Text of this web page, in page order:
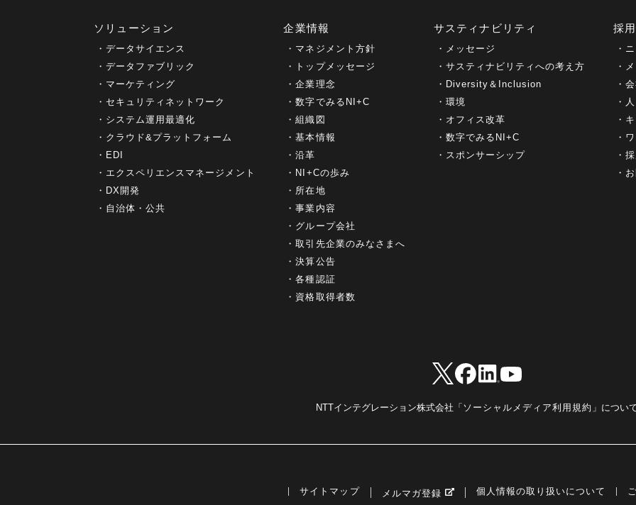
ソリューション
データサイエンス
データファブリック
マーケティング
セキュリティネットワーク
システム運用最適化
クラウド&プラットフォーム
EDI
エクスペリエンスマネージメント
DX開発
自治体・公共
企業情報
マネジメント方針
トップメッセージ
企業理念
数字でみるNI+C
組織図
基本情報
沿革
NI+Cの歩み
所在地
事業内容
グループ会社
取引先企業のみなさまへ
決算公告
各種認証
資格取得者数
サスティナビリティ
メッセージ
サスティナビリティへの考え方
Diversity＆Inclusion
環境
オフィス改革
数字でみるNI+C
スポンサーシップ
採
NTTインテグレーション株式会社「 ソーシャルメディア利用規約 」につい
サイトマップ メルマガ登録 個人情報の取り扱いについて